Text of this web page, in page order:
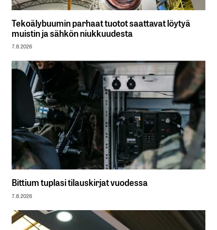
Tekoälybuumin parhaat tuotot saattavat löytyä
muistin ja sähkön niukkuudesta
7.8.2026
Bittium tuplasi tilauskirjat vuodessa
7.8.2026